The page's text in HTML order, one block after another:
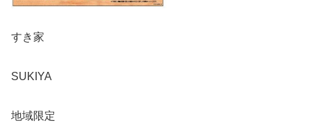
すき家
SUKIYA
地域限定